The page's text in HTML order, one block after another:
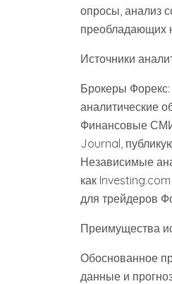
опросы, анализ
преобладающих
Источники
Брокеры
аналитические
Финансовые
Journal,
Независимые
как
для трейдеров
Преимущества
Обоснованное
данные и